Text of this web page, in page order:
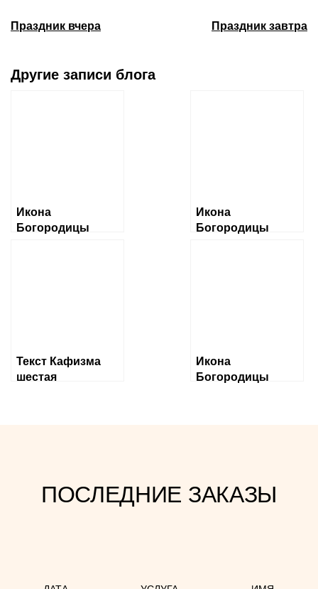
Праздник вчера Праздник завтра
Другие записи блога
Икона
Богородицы
Икона
Богородицы
Текст Кафизма
шестая
Икона
Богородицы
ПОСЛЕДНИЕ ЗАКАЗЫ